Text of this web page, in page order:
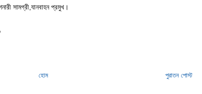
সামগ্রী,যানবাহন প্রমুখ।
পুরাতন পোস্ট
হোম